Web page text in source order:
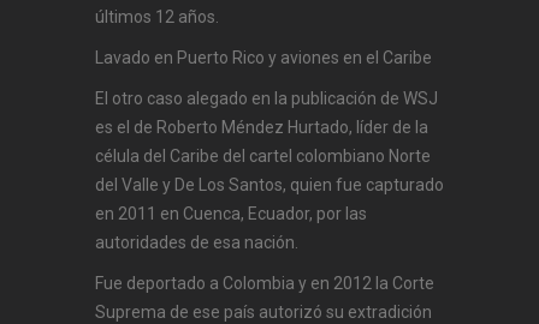
últimos 12 años.
Lavado en Puerto Rico y aviones en el Caribe
El otro caso alegado en la publicación de WSJ
es el de Roberto Méndez Hurtado, líder de la
célula del Caribe del cartel colombiano Norte
del Valle y De Los Santos, quien fue capturado
en 2011 en Cuenca, Ecuador, por las
autoridades de esa nación.
Fue deportado a Colombia y en 2012 la Corte
Suprema de ese país autorizó su extradición